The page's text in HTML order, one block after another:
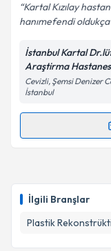
İlgili Branşlar
Plastik
Kişisel
Metni'ni
Kartal Kızılay
hanımefendi
İstanbul Kartal
Araştirma
Cevizli, Şemsi Denizer
İstanbul
Randevu
takvim